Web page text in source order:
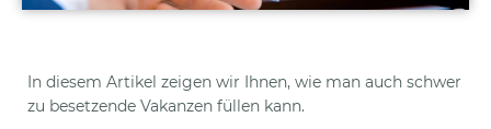
In diesem Artikel zeigen wir Ihnen, wie man auch schwer
zu besetzende Vakanzen füllen kann.